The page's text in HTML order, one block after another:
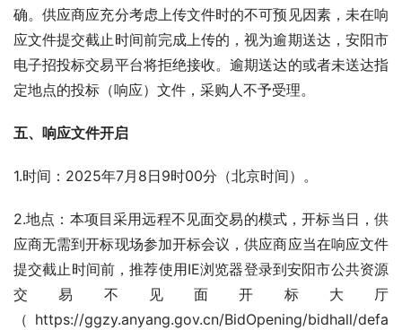
确。供应商应充分考虑上传文件时的不可预见因素，未在响
应文件提交截止时间前完成上传的，视为逾期送达，安阳市
电子招投标交易平台将拒绝接收。逾期送达的或者未送达指
定地点的投标（响应）文件，采购人不予受理。
五、 响应文件开启
1.时间：2025年7月8日9时00分（北京时间）。
2.地点：本项目采用远程不见面交易的模式，开标当日，供
应商无需到开标现场参加开标会议，供应商应当在响应文件
提交截止时间前，推荐使用IE浏览器登录到安阳市公共资源
交易不见面开标大厅
（https://ggzy.anyang.gov.cn/BidOpening/bidhall/defa